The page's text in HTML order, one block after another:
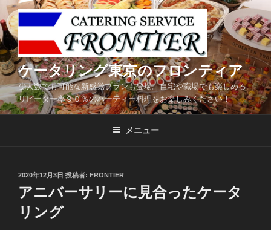
コ
ン
テ
ン
ツ
へ
キ
ケータリング東京のフロンティア
少人数でも可能な新感覚プランも登場。自宅や職場でも楽しめる
リピーター率９０％のパーティー料理をお楽しみください！
メニュー
投
稿
日:
2020年12月3日 投稿者: FRONTIER
アニバーサリーに見合ったケータ
リング